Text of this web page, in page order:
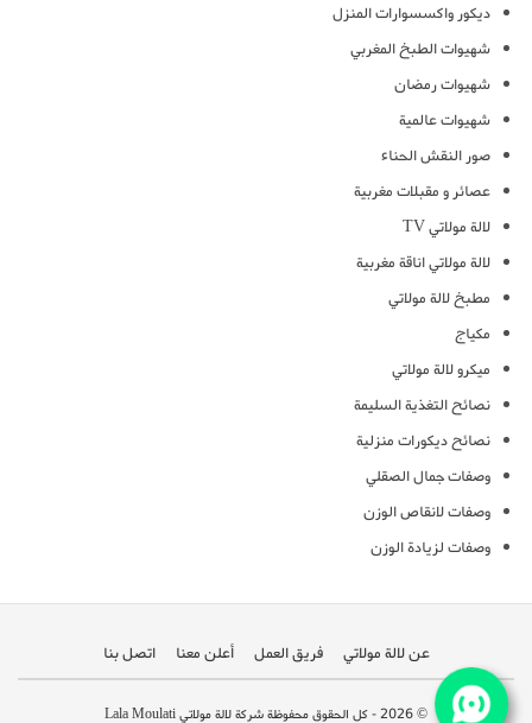
ديكور واكسسوارات المنزل
شهيوات الطبخ المغربي
شهيوات رمضان
شهيوات عالمية
صور النقش الحناء
عصائر و مقبلات مغربية
لالة مولاتي TV
لالة مولاتي اناقة مغربية
مطبخ لالة مولاتي
مكياج
ميكرو لالة مولاتي
نصائح التغذية السليمة
نصائح ديكورات منزلية
وصفات جمال الصقلي
وصفات لانقاص الوزن
وصفات لزيادة الوزن
عن لالة مولاتي فريق العمل أعلن معنا اتصل بنا
© 2026 - كل الحقوق محفوظة شركة لالة مولاتي Lala Moulati